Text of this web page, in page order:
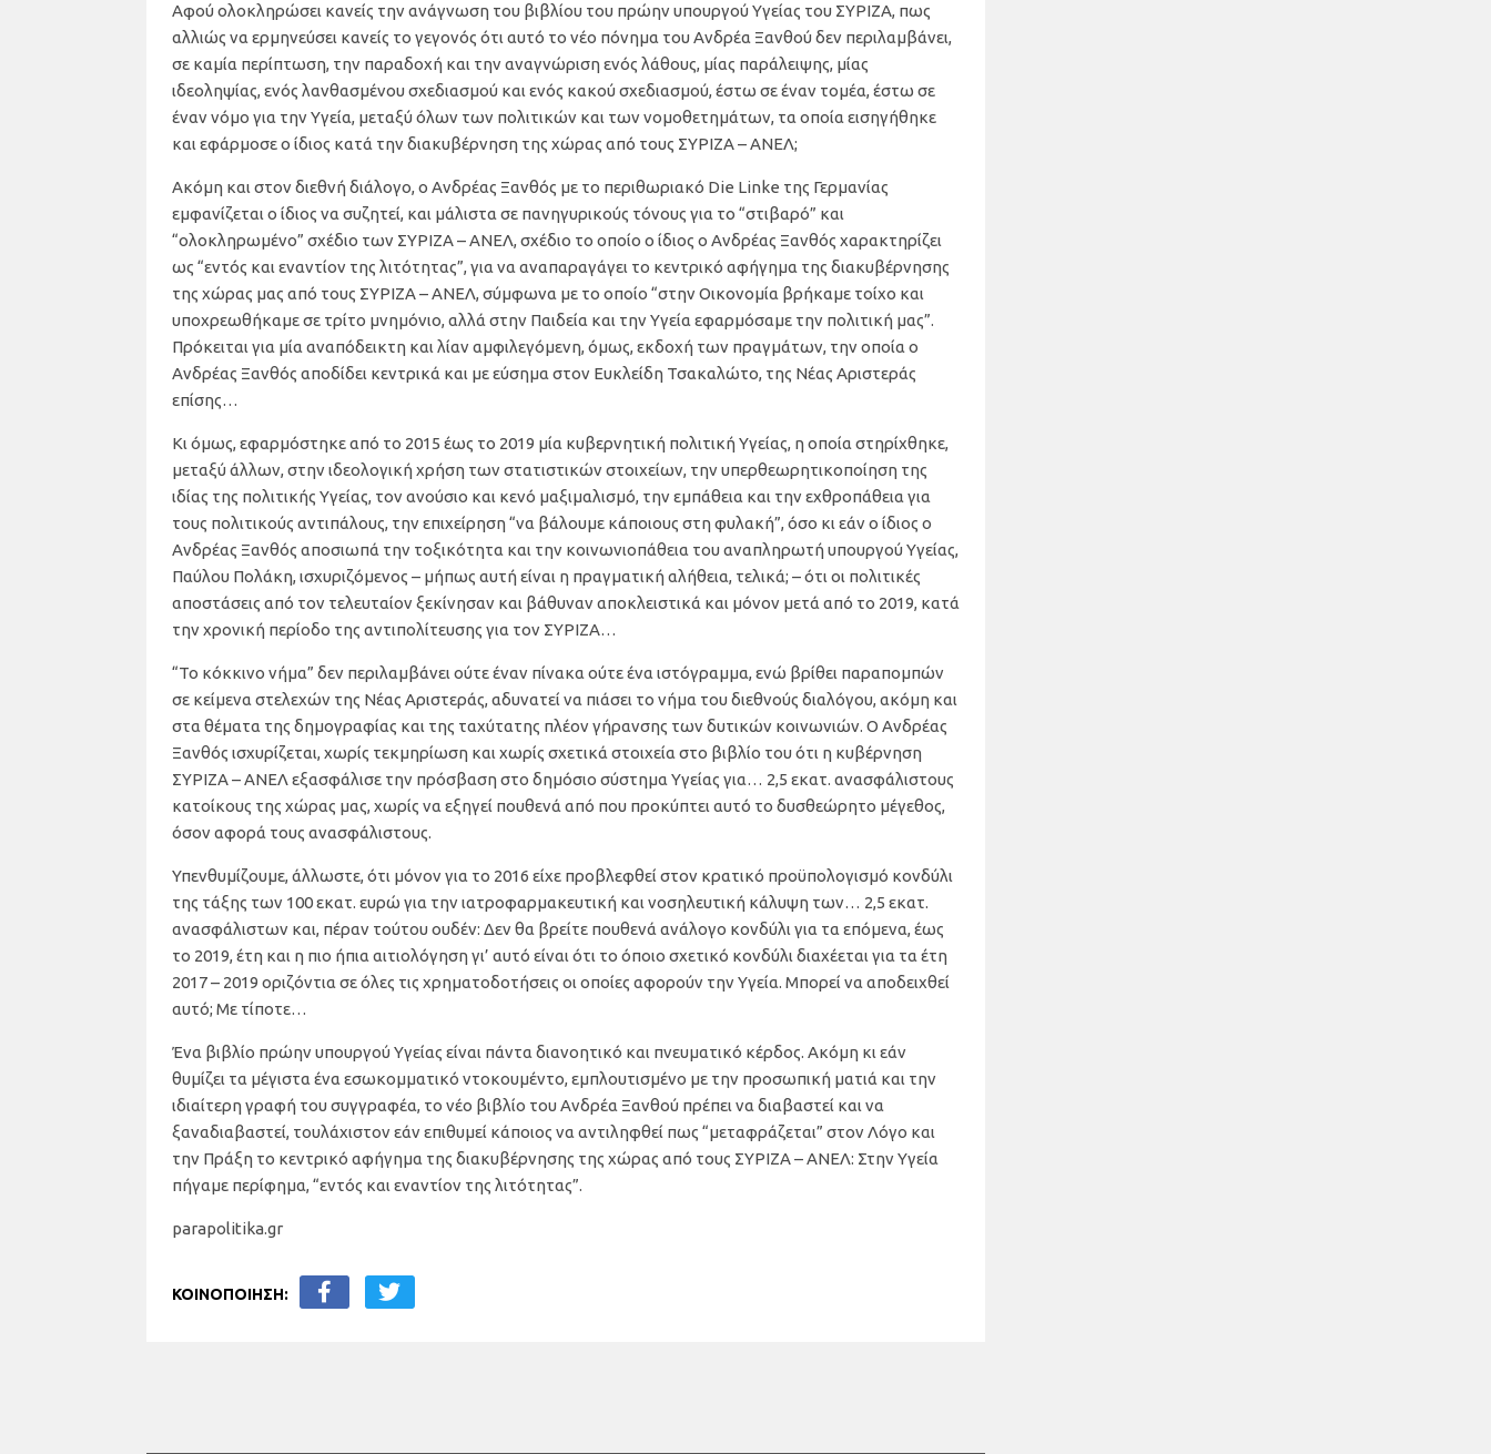
Αφού ολοκληρώσει κανείς την ανάγνωση του βιβλίου του πρώην υπουργού Υγείας του ΣΥΡΙΖΑ, πως
αλλιώς να ερμηνεύσει κανείς το γεγονός ότι αυτό το νέο πόνημα του Ανδρέα Ξανθού δεν περιλαμβάνει,
σε καμία περίπτωση, την παραδοχή και την αναγνώριση ενός λάθους, μίας παράλειψης, μίας
ιδεοληψίας, ενός λανθασμένου σχεδιασμού και ενός κακού σχεδιασμού, έστω σε έναν τομέα, έστω σε
έναν νόμο για την Υγεία, μεταξύ όλων των πολιτικών και των νομοθετημάτων, τα οποία εισηγήθηκε
και εφάρμοσε ο ίδιος κατά την διακυβέρνηση της χώρας από τους ΣΥΡΙΖΑ – ΑΝΕΛ;
Ακόμη και στον διεθνή διάλογο, ο Ανδρέας Ξανθός με το περιθωριακό Die Linke της Γερμανίας
εμφανίζεται ο ίδιος να συζητεί, και μάλιστα σε πανηγυρικούς τόνους για το “στιβαρό” και
“ολοκληρωμένο” σχέδιο των ΣΥΡΙΖΑ – ΑΝΕΛ, σχέδιο το οποίο ο ίδιος ο Ανδρέας Ξανθός χαρακτηρίζει
ως “εντός και εναντίον της λιτότητας”, για να αναπαραγάγει το κεντρικό αφήγημα της διακυβέρνησης
της χώρας μας από τους ΣΥΡΙΖΑ – ΑΝΕΛ, σύμφωνα με το οποίο “στην Οικονομία βρήκαμε τοίχο και
υποχρεωθήκαμε σε τρίτο μνημόνιο, αλλά στην Παιδεία και την Υγεία εφαρμόσαμε την πολιτική μας”.
Πρόκειται για μία αναπόδεικτη και λίαν αμφιλεγόμενη, όμως, εκδοχή των πραγμάτων, την οποία ο
Ανδρέας Ξανθός αποδίδει κεντρικά και με εύσημα στον Ευκλείδη Τσακαλώτο, της Νέας Αριστεράς
επίσης…
Κι όμως, εφαρμόστηκε από το 2015 έως το 2019 μία κυβερνητική πολιτική Υγείας, η οποία στηρίχθηκε,
μεταξύ άλλων, στην ιδεολογική χρήση των στατιστικών στοιχείων, την υπερθεωρητικοποίηση της
ιδίας της πολιτικής Υγείας, τον ανούσιο και κενό μαξιμαλισμό, την εμπάθεια και την εχθροπάθεια για
τους πολιτικούς αντιπάλους, την επιχείρηση “να βάλουμε κάποιους στη φυλακή”, όσο κι εάν ο ίδιος ο
Ανδρέας Ξανθός αποσιωπά την τοξικότητα και την κοινωνιοπάθεια του αναπληρωτή υπουργού Υγείας,
Παύλου Πολάκη, ισχυριζόμενος – μήπως αυτή είναι η πραγματική αλήθεια, τελικά; – ότι οι πολιτικές
αποστάσεις από τον τελευταίον ξεκίνησαν και βάθυναν αποκλειστικά και μόνον μετά από το 2019, κατά
την χρονική περίοδο της αντιπολίτευσης για τον ΣΥΡΙΖΑ…
“Το κόκκινο νήμα” δεν περιλαμβάνει ούτε έναν πίνακα ούτε ένα ιστόγραμμα, ενώ βρίθει παραπομπών
σε κείμενα στελεχών της Νέας Αριστεράς, αδυνατεί να πιάσει το νήμα του διεθνούς διαλόγου, ακόμη και
στα θέματα της δημογραφίας και της ταχύτατης πλέον γήρανσης των δυτικών κοινωνιών. Ο Ανδρέας
Ξανθός ισχυρίζεται, χωρίς τεκμηρίωση και χωρίς σχετικά στοιχεία στο βιβλίο του ότι η κυβέρνηση
ΣΥΡΙΖΑ – ΑΝΕΛ εξασφάλισε την πρόσβαση στο δημόσιο σύστημα Υγείας για… 2,5 εκατ. ανασφάλιστους
κατοίκους της χώρας μας, χωρίς να εξηγεί πουθενά από που προκύπτει αυτό το δυσθεώρητο μέγεθος,
όσον αφορά τους ανασφάλιστους.
Υπενθυμίζουμε, άλλωστε, ότι μόνον για το 2016 είχε προβλεφθεί στον κρατικό προϋπολογισμό κονδύλι
της τάξης των 100 εκατ. ευρώ για την ιατροφαρμακευτική και νοσηλευτική κάλυψη των… 2,5 εκατ.
ανασφάλιστων και, πέραν τούτου ουδέν: Δεν θα βρείτε πουθενά ανάλογο κονδύλι για τα επόμενα, έως
το 2019, έτη και η πιο ήπια αιτιολόγηση γι’ αυτό είναι ότι το όποιο σχετικό κονδύλι διαχέεται για τα έτη
2017 – 2019 οριζόντια σε όλες τις χρηματοδοτήσεις οι οποίες αφορούν την Υγεία. Μπορεί να αποδειχθεί
αυτό; Με τίποτε…
Ένα βιβλίο πρώην υπουργού Υγείας είναι πάντα διανοητικό και πνευματικό κέρδος. Ακόμη κι εάν
θυμίζει τα μέγιστα ένα εσωκομματικό ντοκουμέντο, εμπλουτισμένο με την προσωπική ματιά και την
ιδιαίτερη γραφή του συγγραφέα, το νέο βιβλίο του Ανδρέα Ξανθού πρέπει να διαβαστεί και να
ξαναδιαβαστεί, τουλάχιστον εάν επιθυμεί κάποιος να αντιληφθεί πως “μεταφράζεται” στον Λόγο και
την Πράξη το κεντρικό αφήγημα της διακυβέρνησης της χώρας από τους ΣΥΡΙΖΑ – ΑΝΕΛ: Στην Υγεία
πήγαμε περίφημα, “εντός και εναντίον της λιτότητας”.
parapolitika.gr
ΚΟΙΝΟΠΟΙΗΣΗ: